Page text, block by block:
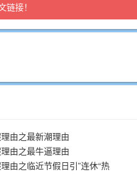
接！
由之最新潮理由
由之最牛逼理由
由之临近节假日引”连休“热